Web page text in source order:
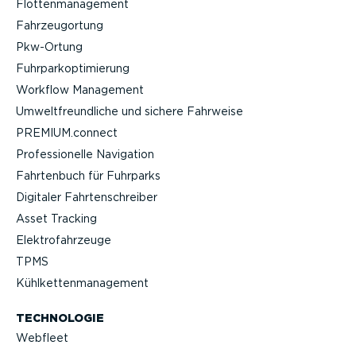
Flotten­ma­nagement
Fahrzeu­g­ortung
Pkw-Ortung
Fuhrpar­k­op­ti­mierung
Workflow Management
Umwelt­freund­liche und sichere Fahrweise
PREMIUM.connect
Profes­sio­nelle Navigation
Fahrtenbuch für Fuhrparks
Digitaler Fahrten­schreiber
Asset Tracking
Elektro­fahr­zeuge
TPMS
Kühlket­ten­ma­nagement
TECHNOLOGIE
Webfleet